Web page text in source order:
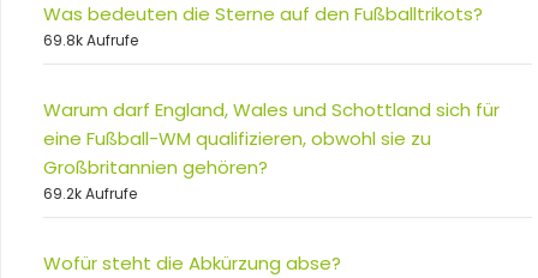
Was bedeuten die Sterne auf den Fußballtrikots?
69.8k Aufrufe
Warum darf England, Wales und Schottland sich für
eine Fußball-WM qualifizieren, obwohl sie zu
Großbritannien gehören?
69.2k Aufrufe
Wofür steht die Abkürzung abse?